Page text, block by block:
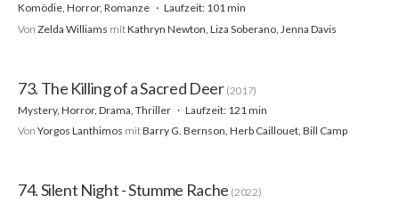
Komödie, Horror, Romanze
Laufzeit: 101 min
Von Zelda Williams mitKathryn Newton, Liza Soberano, Jenna Davis
73. The Killing of a Sacred Deer (2017)
Mystery, Horror, Drama, Thriller
Laufzeit: 121 min
Von Yorgos Lanthimos mitBarry G. Bernson, Herb Caillouet, Bill Camp
74. Silent Night - Stumme Rache (2022)